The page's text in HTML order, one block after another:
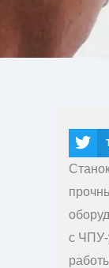
с ЧПУ-